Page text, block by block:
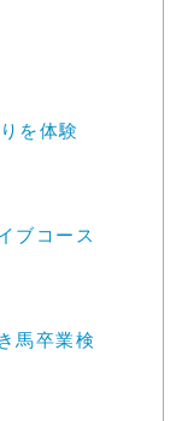
を体験
ブコース
馬卒業検